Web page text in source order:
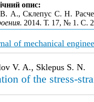
опис:
А., Склепус С. Н.
. 2014. Т. 17, № 1. С.
of mechanical
V. A., Sklepus S. N.
of the stress-